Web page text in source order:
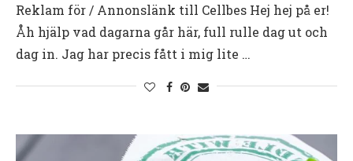
Reklam för / Annonslänk till Cellbes Hej hej på er!
Åh hjälp vad dagarna går här, full rulle dag ut och
dag in. Jag har precis fått i mig lite …